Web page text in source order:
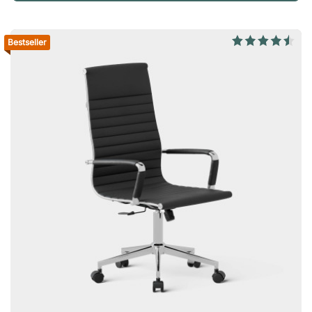
nek. Kies je voor een in hoogte verstelbaar hoekbureau, dan
Staand verbrand je ongeveer 45 extra calorieën per uur, wat
neerkomt op 1800 calorieën per week en maar liefst 80.000
calorieën per jaar – dat staat gelijk aan 10 marathons! Maak je
werkdag eenvoudiger met de praktische geheugenfunctie
Dankzij de slimme geheugenfunctie kun je drie hoogtes
opslaan. Zo kun je het bureau snel instellen op jouw
voorkeuren zonder telkens opnieuw de hoogte te moeten
aanpassen – snel en eenvoudig! Voorkom schade met
automatische botsingsbeveiliging Het geavanceerde onderstel
heeft een ingebouwd botsingsdetectiesysteem dat direct
opmerkt wanneer iets het verstellen van de hoogte blokkeert.
In dat geval stopt het bureau automatisch om schade aan het
bureau of de omgeving te voorkomen. Stel de hoogte
elk veilig weggewerkt in een van de poten. Zo kun je zo vaak
als je wilt de hoogte aanpassen zonder je omgeving te storen.
Het onderstel draagt tot 240 kg, wat zorgt voor uitstekende
stabiliteit. Houd het bureaublad netjes, vrij van krassen en vuil
Bestseller